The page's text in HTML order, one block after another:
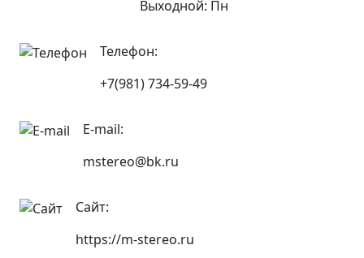
Выходной: Пн
Телефон:
+7(981) 734-59-49
E-mail:
mstereo@bk.ru
Сайт:
https://m-stereo.ru